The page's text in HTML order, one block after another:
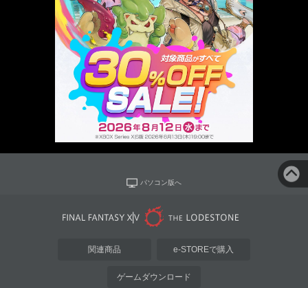
パソコン版へ
関連商品 e-STOREで購入
ゲームダウンロード